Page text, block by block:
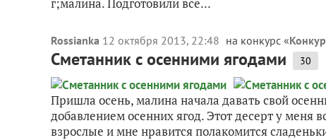
Rossianka 12 октября 2013, 22:48 на конкурс «
Сметанник с осенними ягодами 30
Пришла осень, малина начала давать свой
добавлением осенних ягод. Этот десерт у меня
взрослые и мне нравится полакомится